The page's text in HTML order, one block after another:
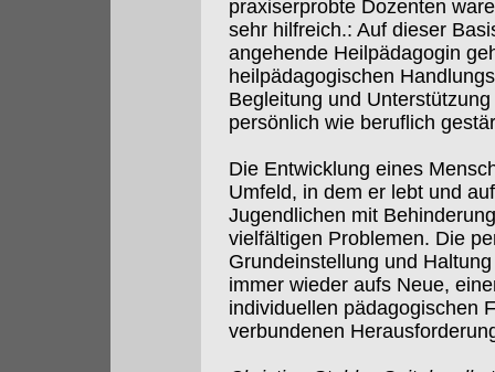
praxiserprobte Dozenten
sehr hilfreich.: Auf dieser
angehende Heilpädagogin
heilpädagogischen
Begleitung und
persönlich wie beruflich
Die Entwicklung eines
Umfeld, in dem er lebt und
Jugendlichen mit
vielfältigen Problemen. Die
Grundeinstellung und
immer wieder aufs Neue,
individuellen pädagogischen
verbundenen